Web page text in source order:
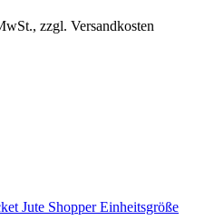
zzgl. Versandkosten
Jute Shopper Einheitsgröße